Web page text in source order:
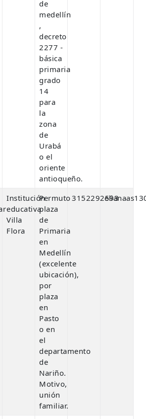
de
medellín
,
decreto
2277 -
básica
primaria
grado
14
para
la
zona
de
Urabá
o el
oriente
antioqueño.
Institución
educativa
Villa
Flora
Permuto
plaza
de
Primaria
en
Medellín
(excelente
ubicación),
por
plaza
en
Pasto
o en
el
departamento
de
Nariño.
Motivo,
unión
familiar.
3152292593